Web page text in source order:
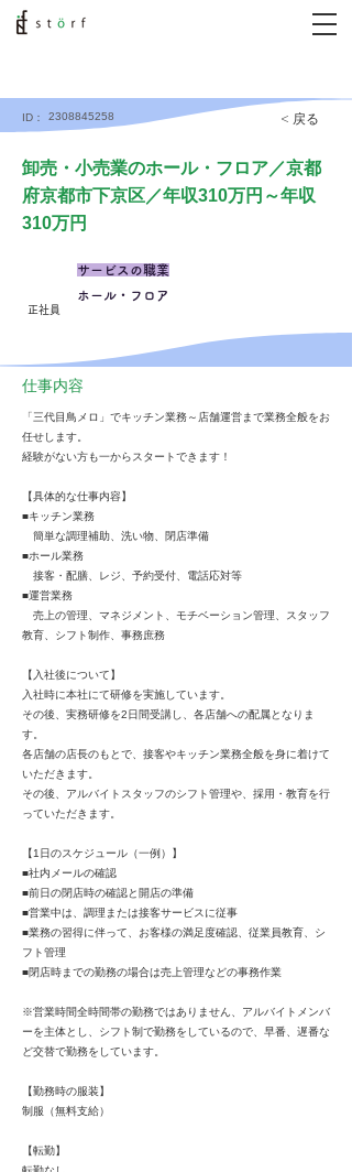
ID： 2308845258 < 戻る
卸売・小売業のホール・フロア／京都
府京都市下京区／年収310万円～年収
310万円
正社員
サービスの職業
ホール・フロア
仕事内容
「三代目鳥メロ」でキッチン業務～店舗運営まで業務全般をお
任せします。
経験がない方も一からスタートできます！
【具体的な仕事内容】
■キッチン業務
簡単な調理補助、洗い物、閉店準備
■ホール業務
接客・配膳、レジ、予約受付、電話応対等
■運営業務
売上の管理、マネジメント、モチベーション管理、スタッフ
教育、シフト制作、事務庶務
【入社後について】
入社時に本社にて研修を実施しています。
その後、実務研修を2日間受講し、各店舗への配属となりま
す。
各店舗の店長のもとで、接客やキッチン業務全般を身に着けて
いただきます。
その後、アルバイトスタッフのシフト管理や、採用・教育を行
っていただきます。
【1日のスケジュール（一例）】
■社内メールの確認
■前日の閉店時の確認と開店の準備
■営業中は、調理または接客サービスに従事
■業務の習得に伴って、お客様の満足度確認、従業員教育、シ
フト管理
■閉店時までの勤務の場合は売上管理などの事務作業
※営業時間全時間帯の勤務ではありません、アルバイトメンバ
ーを主体とし、シフト制で勤務をしているので、早番、遅番な
ど交替で勤務をしています。
【勤務時の服装】
制服（無料支給）
【転勤】